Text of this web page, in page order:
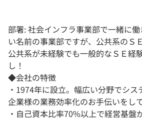
部署: 社会インフラ事業部で一緒に
い名前の事業部ですが、公共系のＳ
公共系が未経験でも一般的なＳＥ経
し！
◆会社の特徴
・1974年に設立。幅広い分野でシ
企業様の業務効率化のお手伝いをし
・自己資本比率70%以上で経営基盤